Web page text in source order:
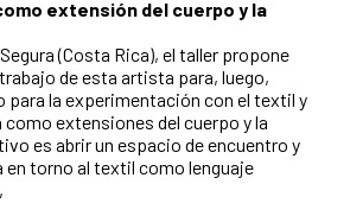
extensión del cuerpo y la
(Costa Rica), el taller propone
de esta artista para, luego,
para la experimentación con el textil y
como extensiones del cuerpo y la
es abrir un espacio de encuentro y
torno al textil como lenguaje